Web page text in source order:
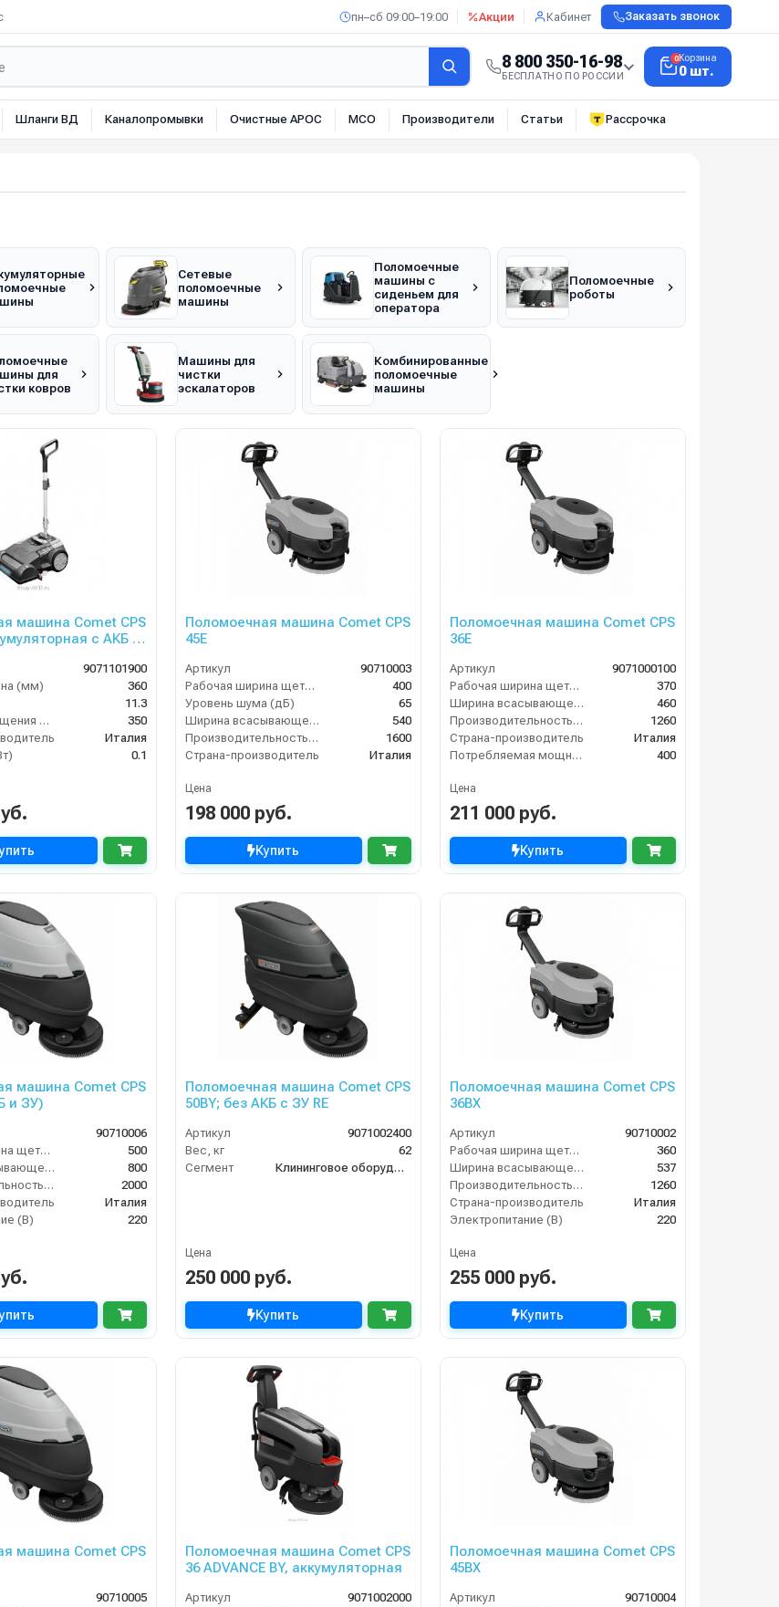
пн–сб 09:00–19:00 Акции Кабинет Заказать звонок
8 800 350-16-98
БЕСПЛАТНО ПО РОССИИ
0Корзина
0 шт.
Шланги ВД Каналопромывки Очистные АРОС МСО Производители Статьи Рассрочка
Сетевые
поломоечные
машины
Поломоечные
машины с
сиденьем для
оператора
Поломоечные
роботы
для
ковров
Машины для
чистки
эскалаторов
Комбинированные
поломоечные
машины
машина Comet CPS
с АКБ и
9071101900
(мм)
360
11.3
Скорость вращения щётки (об/мин)
350
Италия
0.1
Поломоечная машина Comet CPS
45E
Артикул
90710003
Рабочая ширина щеток (мм)
400
Уровень шума (дБ)
65
Ширина всасывающей балки (мм)
540
Производительность по площади (м2/ч)
1600
Страна-производитель
Италия
Цена
198 000 руб.
Купить
Поломоечная машина Comet CPS
36E
Артикул
9071000100
Рабочая ширина щеток (мм)
370
Ширина всасывающей балки (мм)
460
Производительность по площади (м2/ч)
1260
Страна-производитель
Италия
Потребляемая мощность (Вт)
400
Цена
211 000 руб.
Купить
машина Comet CPS
и ЗУ)
90710006
Рабочая ширина щеток (мм)
500
Ширина всасывающей балки (мм)
800
Производительность по площади (м2/ч)
2000
Италия
(В)
220
Поломоечная машина Comet CPS
50BY; без АКБ с ЗУ RE
Артикул
9071002400
Вес, кг
62
Сегмент
Клининговое оборудование
Цена
250 000 руб.
Купить
Поломоечная машина Comet CPS
36BX
Артикул
90710002
Рабочая ширина щеток (мм)
360
Ширина всасывающей балки (мм)
537
Производительность по площади (м2/ч)
1260
Страна-производитель
Италия
Электропитание (В)
220
Цена
255 000 руб.
Купить
машина Comet CPS
90710005
Поломоечная машина Comet CPS
36 ADVANCE BY, аккумуляторная
Артикул
9071002000
Поломоечная машина Comet CPS
45BX
Артикул
90710004